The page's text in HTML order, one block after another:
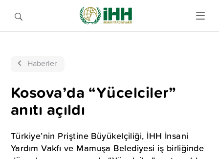
Haberler
Kosova’da “Yücelciler”
anıtı açıldı
Türkiye’nin Priştine Büyükelçiliği, İHH İnsani
Yardım Vakfı ve Mamuşa Belediyesi iş birliğinde